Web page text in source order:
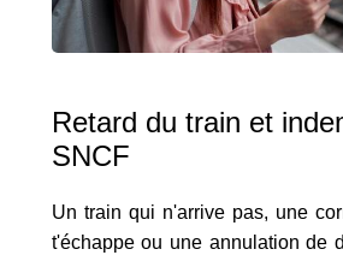
Retard du train et
SNCF
Un train qui n'arrive pas, une
t'échappe ou une annulation de